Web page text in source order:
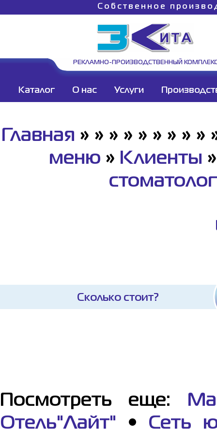
Собственное
РЕКЛАМНО-ПРОИЗВОДСТВЕННЫЙ
Каталог О нас Услуги
Главная » » » » » » » » »
меню » Клиенты
Сколько стоит?
Посмотреть еще:
Отель"Лайт" • Сеть